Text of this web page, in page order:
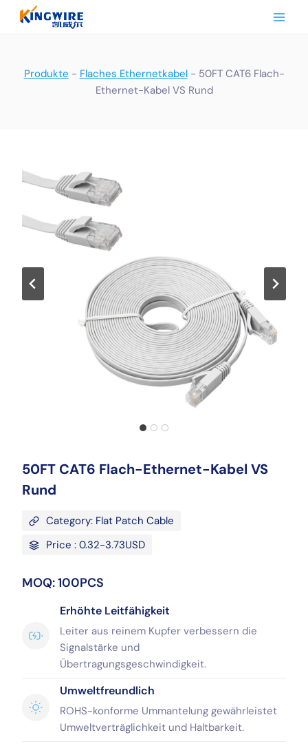
Inhalt
Produkte - Flaches Ethernetkabel- 50FT CAT6 Flach-
Ethernet-Kabel VS Rund
50FT CAT6 Flach-Ethernet-Kabel VS
Rund
Category: Flat Patch Cable
Price : 0.32-3.73USD
MOQ: 100PCS
Erhöhte Leitfähigkeit
Leiter aus reinem Kupfer verbessern die
Signalstärke und
Übertragungsgeschwindigkeit.
Umweltfreundlich
ROHS-konforme Ummantelung gewährleistet
Umweltverträglichkeit und Haltbarkeit.